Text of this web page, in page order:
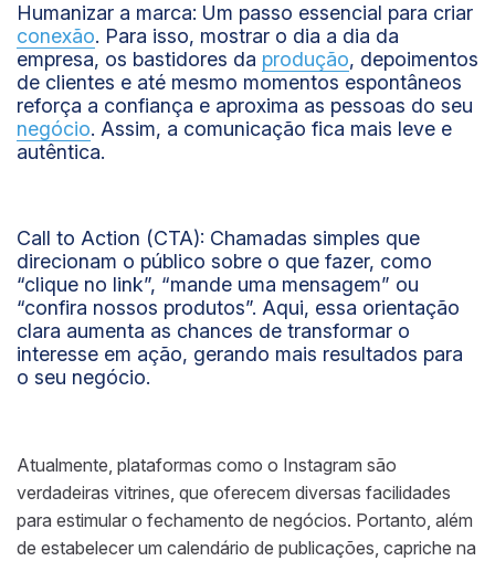
Humanizar a marca: Um passo essencial para criar
conexão. Para isso, mostrar o dia a dia da
empresa, os bastidores da produção, depoimentos
de clientes e até mesmo momentos espontâneos
reforça a confiança e aproxima as pessoas do seu
negócio. Assim, a comunicação fica mais leve e
autêntica.
Call to Action (CTA): Chamadas simples que
direcionam o público sobre o que fazer, como
“clique no link”, “mande uma mensagem” ou
“confira nossos produtos”. Aqui, essa orientação
clara aumenta as chances de transformar o
interesse em ação, gerando mais resultados para
o seu negócio.
Atualmente, plataformas como o Instagram são
verdadeiras vitrines, que oferecem diversas facilidades
para estimular o fechamento de negócios. Portanto, além
de estabelecer um calendário de publicações, capriche na